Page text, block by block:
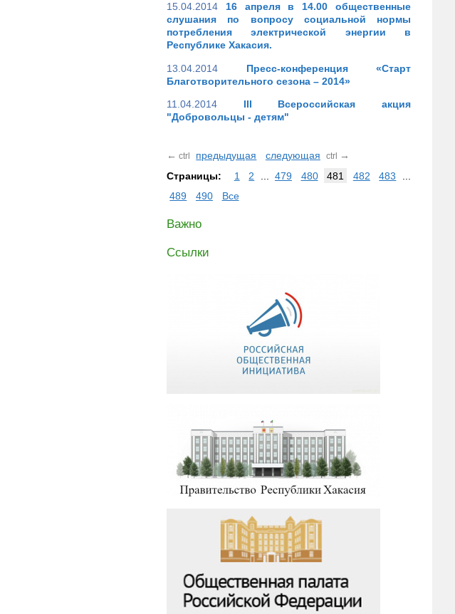
15.04.2014
16 апреля в 14.00 общественные
слушания по вопросу социальной нормы
потребления электрической энергии в
Республике Хакасия.
13.04.2014
Пресс-конференция «Старт
Благотворительного сезона – 2014»
11.04.2014
III Всероссийская акция
"Добровольцы - детям"
← ctrl предыдущая следующая ctrl →
Страницы:
1 2 479 480 481 482 483
489
490 Все
Важно
Ссылки